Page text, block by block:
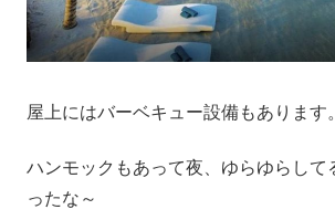
屋上にはバーベキュー設備もあります。
ハンモックもあって夜、ゆらゆらして
ったな～